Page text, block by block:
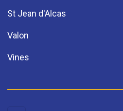
St Jean d'Alcas
Valon
Vines